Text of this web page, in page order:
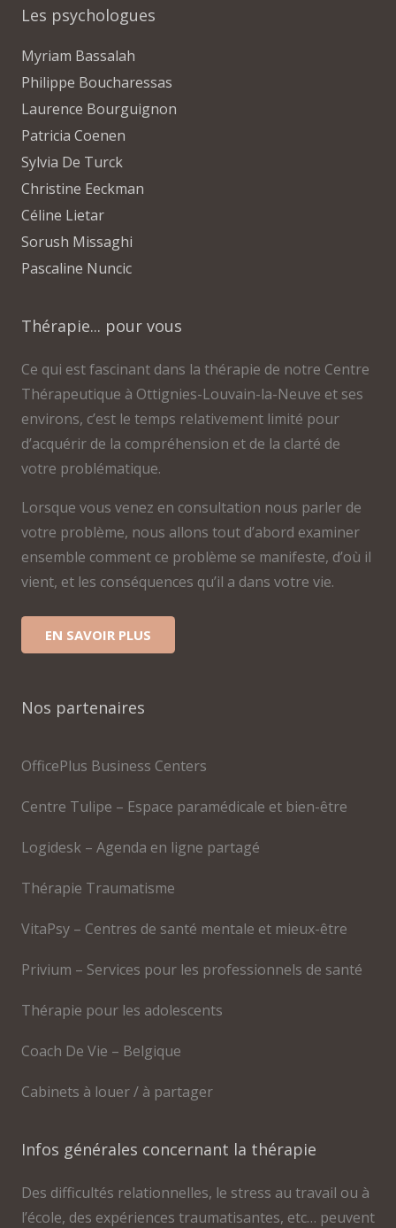
Les psychologues
Myriam Bassalah
Philippe Boucharessas
Laurence Bourguignon
Patricia Coenen
Sylvia De Turck
Christine Eeckman
Céline Lietar
Sorush Missaghi
Pascaline Nuncic
Thérapie... pour vous
Ce qui est fascinant dans la thérapie de notre Centre
Thérapeutique à Ottignies-Louvain-la-Neuve et ses
environs, c’est le temps relativement limité pour
d’acquérir de la compréhension et de la clarté de
votre problématique.
Lorsque vous venez en consultation nous parler de
votre problème, nous allons tout d’abord examiner
ensemble comment ce problème se manifeste, d’où il
vient, et les conséquences qu’il a dans votre vie.
EN SAVOIR PLUS
Nos partenaires
OfficePlus Business Centers
Centre Tulipe – Espace paramédicale et bien-être
Logidesk – Agenda en ligne partagé
Thérapie Traumatisme
VitaPsy – Centres de santé mentale et mieux-être
Privium – Services pour les professionnels de santé
Thérapie pour les adolescents
Coach De Vie – Belgique
Cabinets à louer / à partager
Infos générales concernant la thérapie
Des difficultés relationnelles, le stress au travail ou à
l’école, des expériences traumatisantes, etc… peuvent